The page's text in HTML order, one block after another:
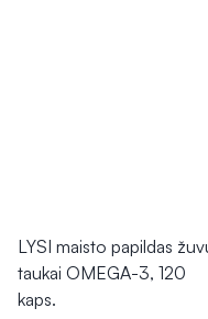
LYSI maisto papildas
taukai OMEGA-3, 120
kaps.